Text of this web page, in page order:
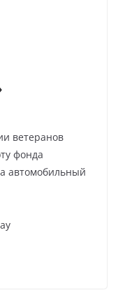
ветеранов
фонда
автомобильный